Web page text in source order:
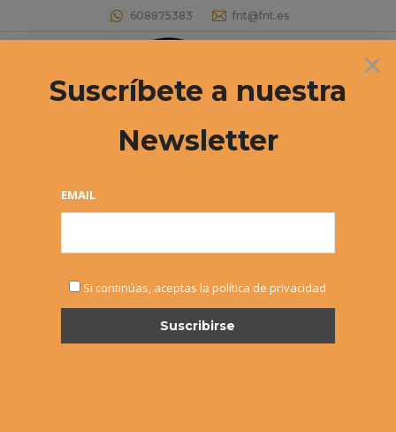
608875383 fnt@fnt.es
Buscar: ×
Suscríbete a nuestra
Newsletter
EMAIL
Si continúas, aceptas la política de privacidad